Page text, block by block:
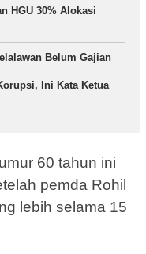
HGU 30% Alokasi
Belum Gajian
Ini Kata Ketua
60 tahun ini
pemda Rohil
lebih selama 15